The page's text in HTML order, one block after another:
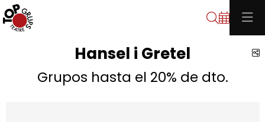
Buscar
Hansel i Gretel
Grupos hasta el 20% de dto.